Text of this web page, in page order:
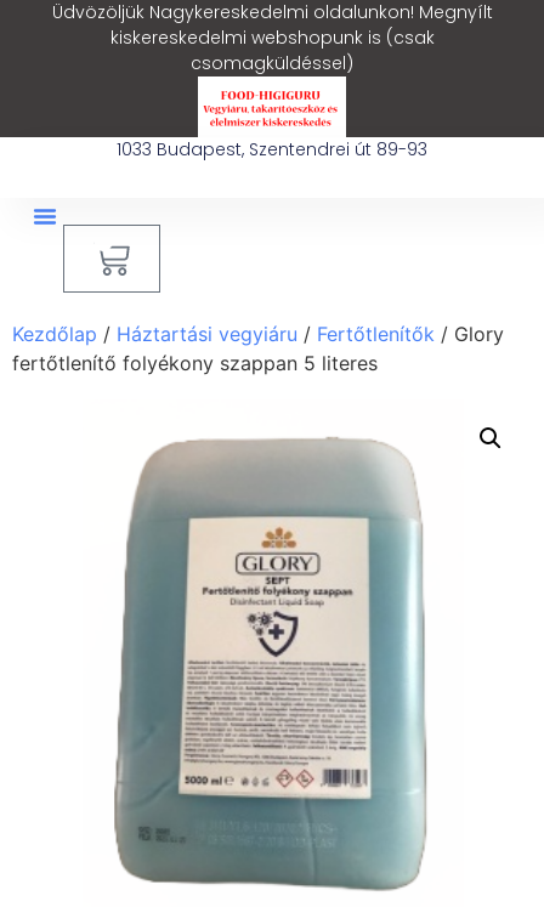
Üdvözöljük Nagykereskedelmi oldalunkon! Megnyílt
kiskereskedelmi webshopunk is (csak
csomagküldéssel)
1033 Budapest, Szentendrei út 89-93
Kezdőlap / Háztartási vegyiáru / Fertőtlenítők / Glory
fertőtlenítő folyékony szappan 5 literes